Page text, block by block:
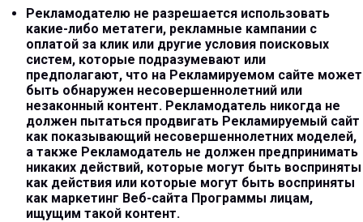
Рекламодателю не разрешается использовать
какие-либо метатеги, рекламные кампании с
оплатой за клик или другие условия поисковых
систем, которые подразумевают или
предполагают, что на Рекламируемом сайте может
быть обнаружен несовершеннолетний или
незаконный контент. Рекламодатель никогда не
должен пытаться продвигать Рекламируемый сайт
как показывающий несовершеннолетних моделей,
а также Рекламодатель не должен предпринимать
никаких действий, которые могут быть восприняты
как действия или которые могут быть восприняты
как маркетинг Веб-сайта Программы лицам,
ищущим такой контент.